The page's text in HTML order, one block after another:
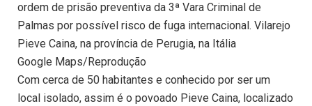
ordem de prisão preventiva da 3ª Vara Criminal de
Palmas por possível risco de fuga internacional. Vilarejo
Pieve Caina, na província de Perugia, na Itália
Google Maps/Reprodução
Com cerca de 50 habitantes e conhecido por ser um
local isolado, assim é o povoado Pieve Caina, localizado